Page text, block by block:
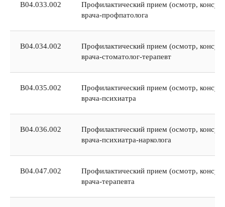
В04.033.002
Профилактический прием (осмотр,
врача-профпатолога
В04.034.002
Профилактический прием (осмотр,
врача-стоматолог-терапевт
В04.035.002
Профилактический прием (осмотр,
врача-психиатра
В04.036.002
Профилактический прием (осмотр,
врача-психиатра-нарколога
В04.047.002
Профилактический прием (осмотр,
врача-терапевта